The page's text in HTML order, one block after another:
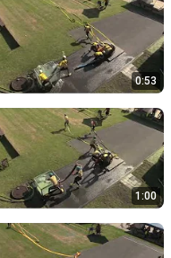
0:53
1:00